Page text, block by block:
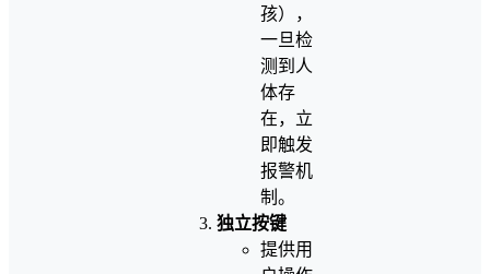
孩），
一旦检
测到人
体存
在，立
即触发
报警机
制。
独立按键
提供用